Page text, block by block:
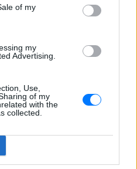
of my
my
Advertising.
Use,
of my
with the
collected.
παραλία της Πάρου
κατηγορίες μετά τον
Αναστροφή ΙΧ
μηχανή της ΔΙΑΣ ‑
τραυματίες
σημειώθηκε στο
όχημα επέβαιναν τέσσερα
ενώ η κατάσταση ενός εκ των